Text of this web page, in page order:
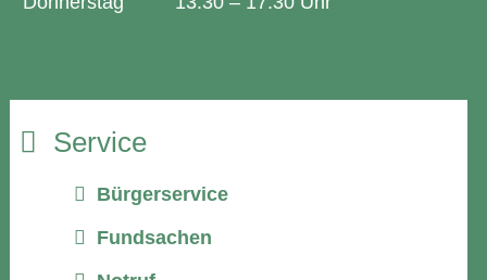
Service
Bürgerservice
Fundsachen